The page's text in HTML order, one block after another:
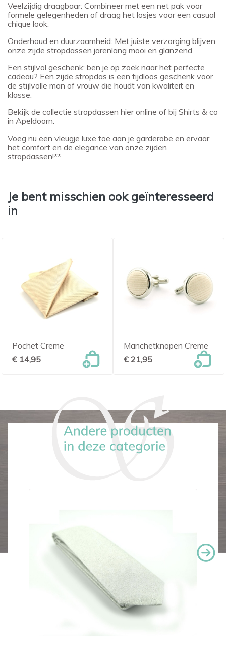
Veelzijdig draagbaar: Combineer met een net pak voor
formele gelegenheden of draag het losjes voor een casual
chique look.
Onderhoud en duurzaamheid: Met juiste verzorging blijven
onze zijde stropdassen jarenlang mooi en glanzend.
Een stijlvol geschenk; ben je op zoek naar het perfecte
cadeau? Een zijde stropdas is een tijdloos geschenk voor
de stijlvolle man of vrouw die houdt van kwaliteit en
klasse.
Bekijk de collectie stropdassen hier online of bij Shirts & co
in Apeldoorn.
Voeg nu een vleugje luxe toe aan je garderobe en ervaar
het comfort en de elegance van onze zijden
stropdassen!**
Je bent misschien ook geïnteresseerd
in
Pochet Creme
€ 14,95
Manchetknopen Creme
€ 21,95